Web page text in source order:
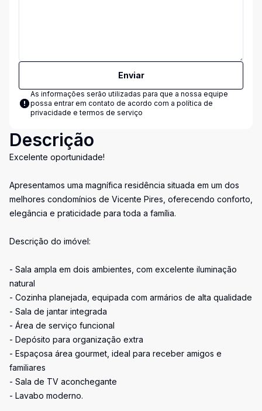
Enviar
As informações serão utilizadas para que a nossa equipe
possa entrar em contato de acordo com a política de
privacidade e termos de serviço
Descrição
Excelente oportunidade!
Apresentamos uma magnífica residência situada em um dos
melhores condomínios de Vicente Pires, oferecendo conforto,
elegância e praticidade para toda a família.
Descrição do imóvel:
- Sala ampla em dois ambientes, com excelente iluminação
natural
- Cozinha planejada, equipada com armários de alta qualidade
- Sala de jantar integrada
- Área de serviço funcional
- Depósito para organização extra
- Espaçosa área gourmet, ideal para receber amigos e
familiares
- Sala de TV aconchegante
- Lavabo moderno.